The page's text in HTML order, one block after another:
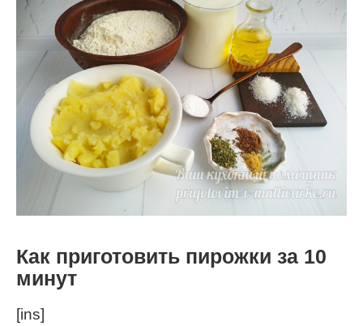
Как приготовить пирожки за 10
минут
[ins]